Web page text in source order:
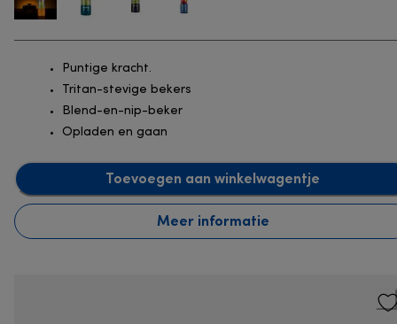
Puntige kracht.
Tritan-stevige bekers
Blend-en-nip-beker
Opladen en gaan
Toevoegen aan winkelwagentje
Meer informatie